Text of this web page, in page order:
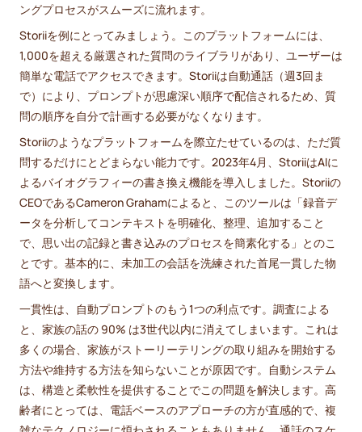
ングプロセスがスムーズに流れます。
Storiiを例にとってみましょう。このプラットフォームには、
1,000を超える厳選された質問のライブラリがあり、ユーザーは
簡単な電話でアクセスできます。Storiiは自動通話（週3回ま
で）により、プロンプトが思慮深い順序で配信されるため、質
問の順序を自分で計画する必要がなくなります。
Storiiのようなプラットフォームを際立たせているのは、ただ質
問するだけにとどまらない能力です。2023年4月、StoriiはAIに
よるバイオグラフィーの書き換え機能を導入しました。Storiiの
CEOであるCameron Grahamによると、このツールは「録音デ
ータを分析してコンテキストを明確化、整理、追加すること
で、思い出の記録と書き込みのプロセスを簡素化する」とのこ
とです。基本的に、未加工の会話を洗練された首尾一貫した物
語へと変換します。
一貫性は、自動プロンプトのもう1つの利点です。調査による
と、家族の話の 90% は3世代以内に消えてしまいます。これは
多くの場合、家族がストーリーテリングの取り組みを開始する
方法や維持する方法を知らないことが原因です。自動システム
は、構造と柔軟性を提供することでこの問題を解決します。高
齢者にとっては、電話ベースのアプローチの方が直感的で、複